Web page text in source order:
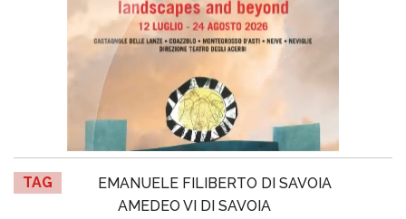
TAG
EMANUELE FILIBERTO DI SAVOIA
AMEDEO VI DI SAVOIA